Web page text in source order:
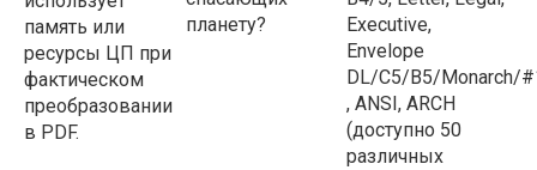
память или
ресурсы ЦП при
фактическом
преобразовании
в PDF.
планету?
Executive,
Envelope
DL/C5/B5/Monarch/
, ANSI, ARCH
(доступно 50
различных